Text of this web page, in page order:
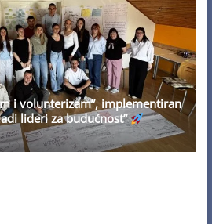
i volunterizam”, implementiran
lideri za budućnost”